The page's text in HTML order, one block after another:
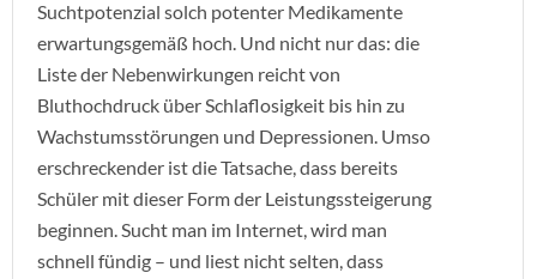
Suchtpotenzial solch potenter Medikamente
erwartungsgemäß hoch. Und nicht nur das: die
Liste der Nebenwirkungen reicht von
Bluthochdruck über Schlaflosigkeit bis hin zu
Wachstumsstörungen und Depressionen. Umso
erschreckender ist die Tatsache, dass bereits
Schüler mit dieser Form der Leistungssteigerung
beginnen. Sucht man im Internet, wird man
schnell fündig – und liest nicht selten, dass